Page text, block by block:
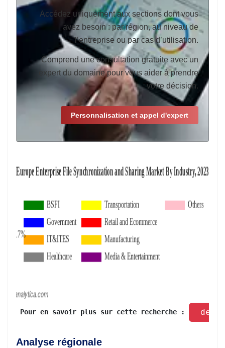
Accédez uniquement aux sections dont vous
avez besoin : par région, au niveau de
l’entreprise ou par cas d’utilisation.
Comprend une consultation gratuite avec un
expert du domaine pour vous aider à prendre
votre décision.
Personnalisation et appel d'expert
Pour en savoir plus sur cette recherche :
Analyse régionale